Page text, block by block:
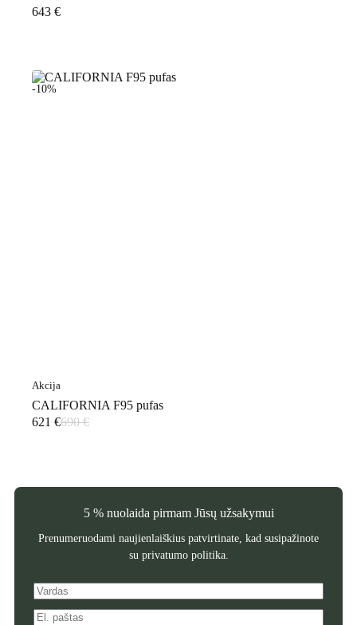
643 €
-10%
Akcija
CALIFORNIA F95 pufas
690€
Original
621 €Current
5 % nuolaida pirmam Jūsų užsakymui
Prenumeruodami naujienlaiškius patvirtinate, kad susipažinote
su privatumo politika.